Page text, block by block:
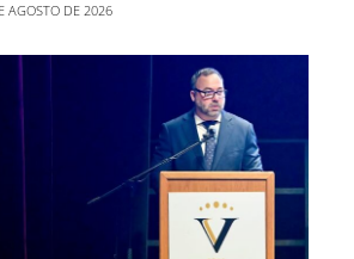
AGOSTO DE 2026